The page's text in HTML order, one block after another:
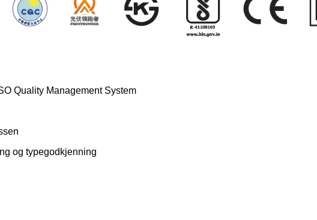
Quality Management System
og typegodkjenning